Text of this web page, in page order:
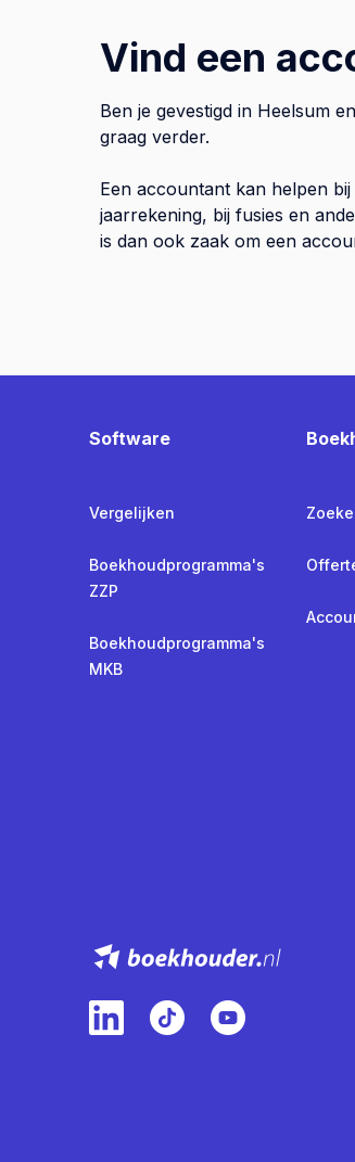
Vind een
Ben je gevestigd in Heelsum
graag verder.
Een accountant kan helpen
jaarrekening, bij fusies en
is dan ook zaak om een
Software
Vergelijken
Boekhoudprogramma's
ZZP
Boekhoudprogramma's
MKB